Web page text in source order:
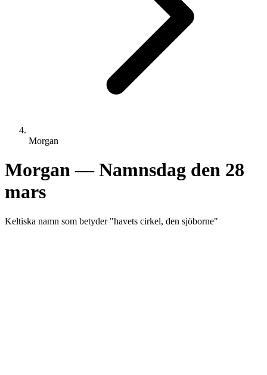
Morgan
Morgan— Namnsdag den 28
mars
Keltiska namn som betyder "havets cirkel, den sjöborne"